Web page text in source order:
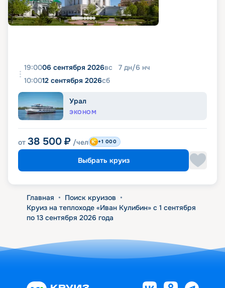
19:0006 сентября 2026вс 7 дн/6 нч
10:0012 сентября 2026сб
Урал
ЭКОНОМ
от 38 500 ₽ /чел +1 000
Выбрать круиз
Главная • Поиск круизов •
Круиз на теплоходе «Иван Кулибин» с 1 сентября
по 13 сентября 2026 года